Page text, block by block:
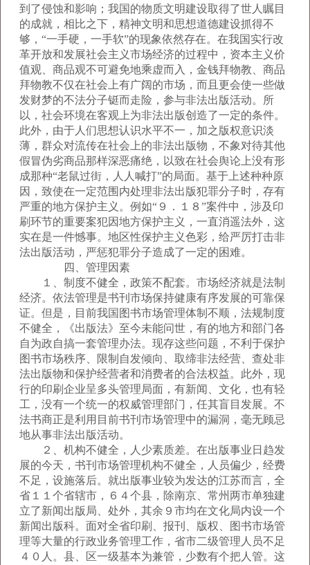
到了侵蚀和影响；我国的物质文明建设取得了世人瞩目
的成就，相比之下，精神文明和思想道德建设抓得不
够，“一手硬，一手软”的现象依然存在。在我国实行改
革开放和发展社会主义市场经济的过程中，资本主义价
值观、商品观不可避免地乘虚而入，金钱拜物教、商品
拜物教不仅在社会上有广阔的市场，而且更会使一些做
发财梦的不法分子铤而走险，参与非法出版活动。所
以，社会环境在客观上为非法出版创造了一定的条件。
此外，由于人们思想认识水平不一，加之版权意识淡
薄，群众对流传在社会上的非法出版物，不象对待其他
假冒伪劣商品那样深恶痛绝，以致在社会舆论上没有形
成那种“老鼠过街，人人喊打”的局面。基于上述种种原
因，致使在一定范围内处理非法出版犯罪分子时，存有
严重的地方保护主义。例如“９．１８”案件中，涉及印
刷环节的重要案犯因地方保护主义，一直消遥法外，这
实在是一件憾事。地区性保护主义色彩，给严厉打击非
法出版活动，严惩犯罪分子造成了一定的困难。
四、管理因素
１、制度不健全，政策不配套。市场经济就是法制
经济。依法管理是书刊市场保持健康有序发展的可靠保
证。但是，目前我国图书市场管理体制不顺，法规制度
不健全，《出版法》至今未能问世，有的地方和部门各
自为政自搞一套管理办法。现存这些问题，不利于保护
图书市场秩序、限制自发倾向、取缔非法经营、查处非
法出版物和保护经营者和消费者的合法权益。此外，现
行的印刷企业呈多头管理局面，有新闻、文化，也有轻
工，没有一个统一的权威管理部门，任其盲目发展。不
法书商正是利用目前书刊市场管理中的漏洞，毫无顾忌
地从事非法出版活动。
２、机构不健全，人少素质差。在出版事业日趋发
展的今天，书刊市场管理机构不健全，人员偏少，经费
不足，设施落后。就出版事业较为发达的江苏而言，全
省１１个省辖市，６４个县，除南京、常州两市单独建
立了新闻出版局、处外，其余９市均在文化局内设一个
新闻出版科。面对全省印刷、报刊、版权、图书市场管
理等大量的行政业务管理工作，省市二级管理人员不足
４０人。县、区一级基本为兼管，少数有个把人管。这